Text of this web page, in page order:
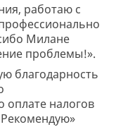
работаю с
Милане
проблемы!».
благодарность
оплате налогов